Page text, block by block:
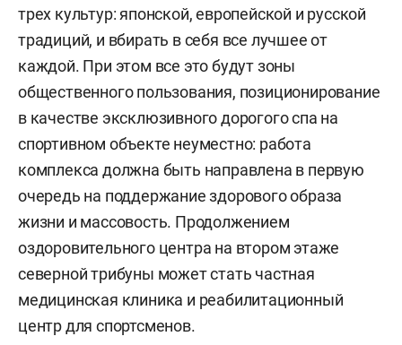
трех культур: японской, европейской и русской
традиций, и вбирать в себя все лучшее от
каждой. При этом все это будут зоны
общественного пользования, позиционирование
в качестве эксклюзивного дорогого спа на
спортивном объекте неуместно: работа
комплекса должна быть направлена в первую
очередь на поддержание здорового образа
жизни и массовость. Продолжением
оздоровительного центра на втором этаже
северной трибуны может стать частная
медицинская клиника и реабилитационный
центр для спортсменов.